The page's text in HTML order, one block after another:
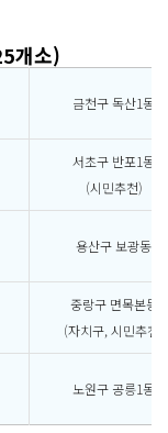
개소)
금천구 독산1동
서초구 반포1동
(시민추천)
용산구 보광동
중랑구 면목본동
(자치구, 시민추천)
노원구 공릉1동